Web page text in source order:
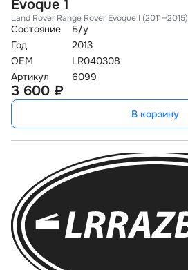
Evoque 1
Land Rover Range Rover Evoque I (2011—2015)
Состояние
Б/у
Год
2013
OEM
LR040308
Артикул
6099
3 600 ₽
В корзину